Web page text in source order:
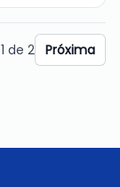
1 de 2 Próxima